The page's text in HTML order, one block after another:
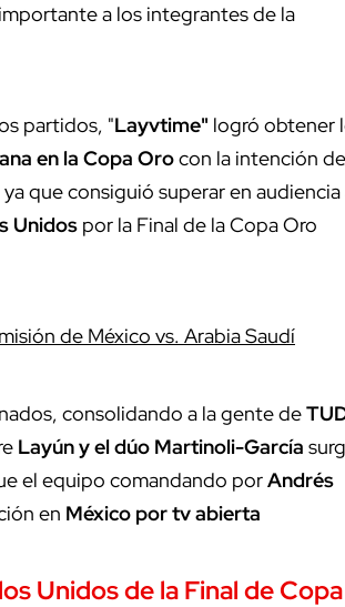
a los integrantes de la
partidos, "Layvtime" logró obtener
en la Copa Orocon la intención de
que consiguió superar en audiencia
Unidos por la Final de la Copa Oro
de México vs. Arabia Saudí
consolidando a la gente de
Layún y el dúo Martinoli-García
el equipo comandando porAndrés
en México por tv abierta
Unidos de la Final de Copa